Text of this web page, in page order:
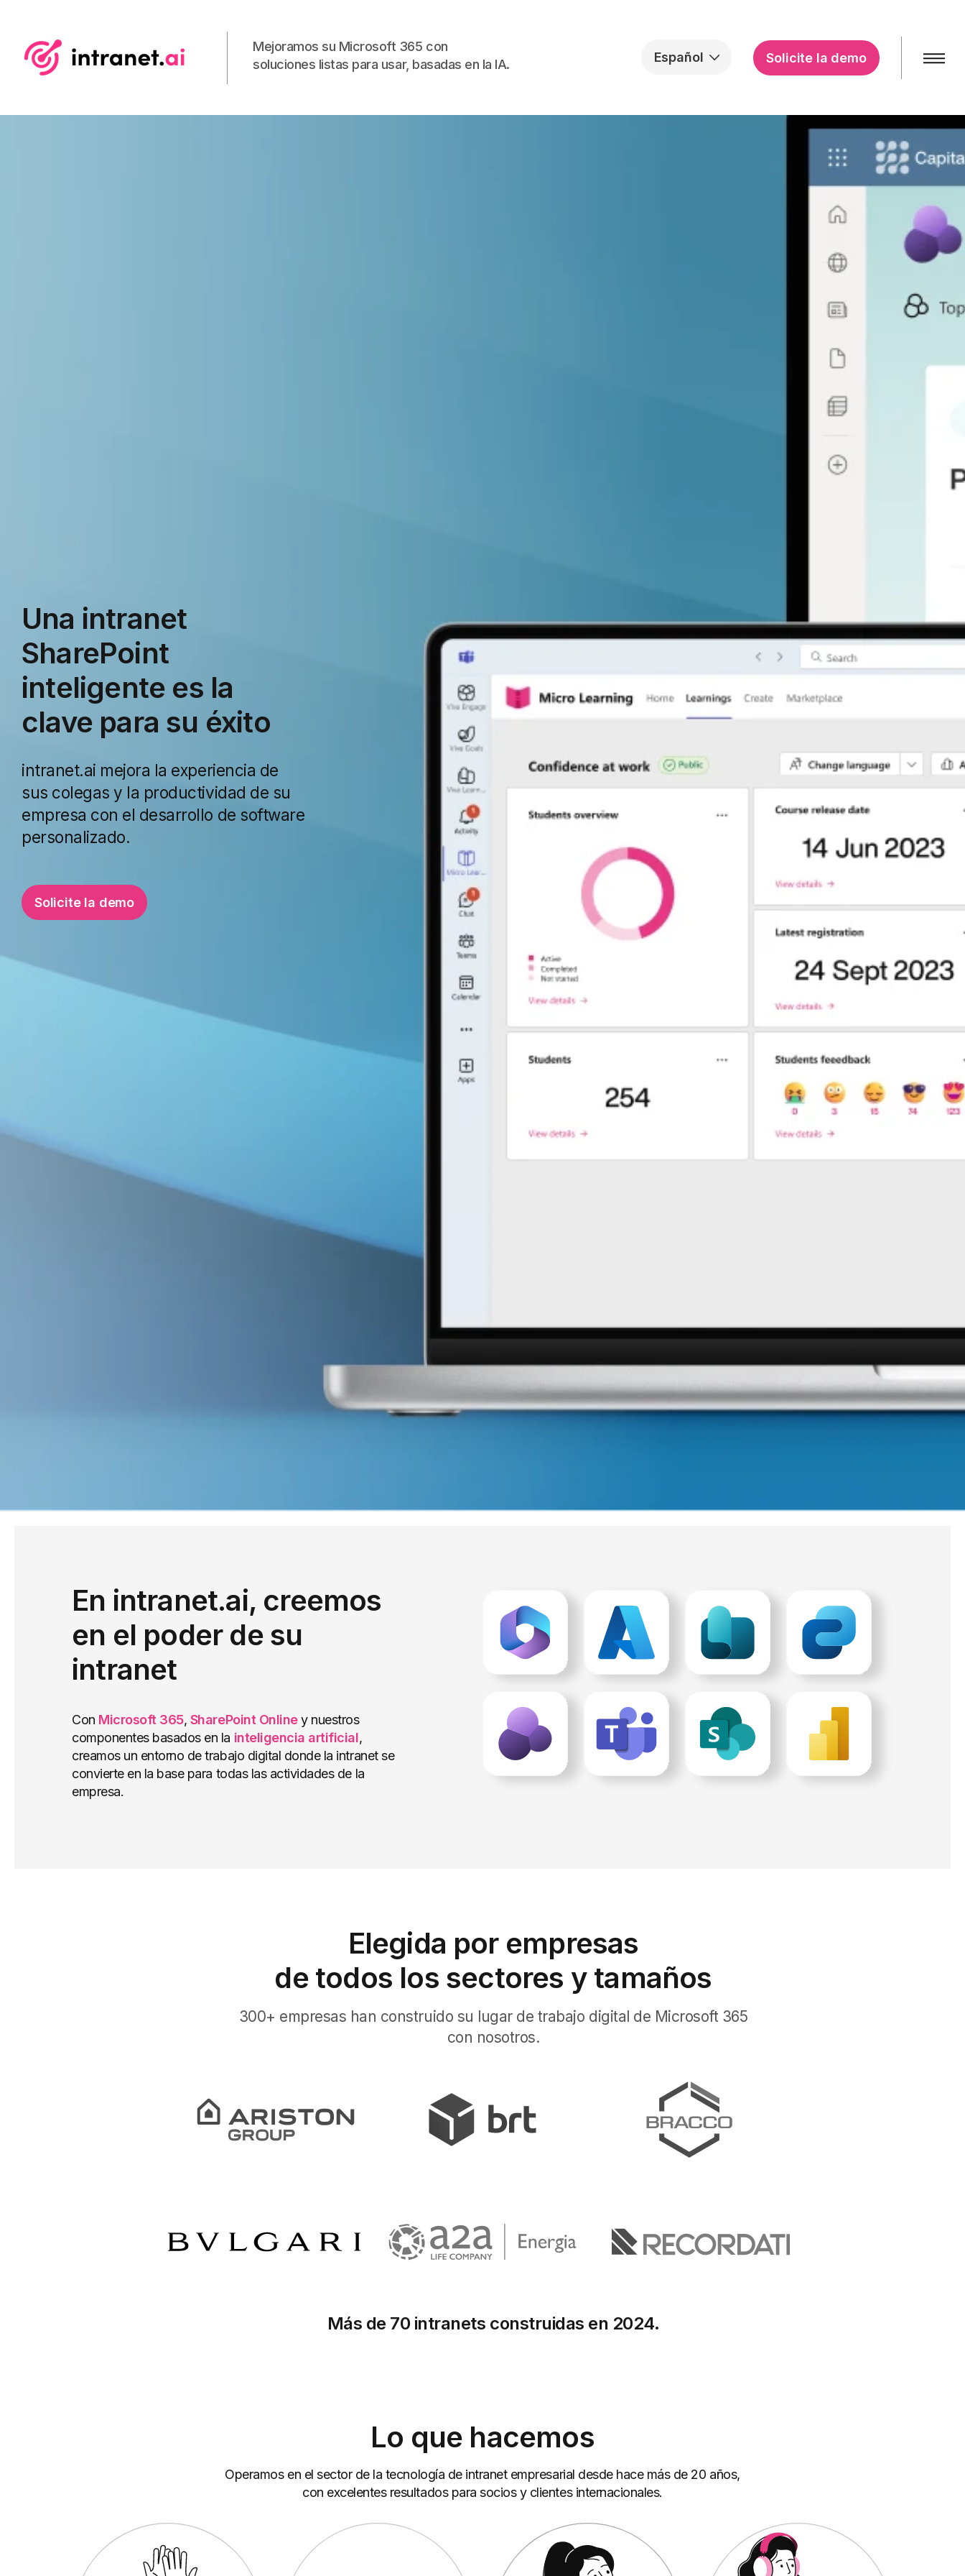
Mejoramos su Microsoft 365 con
soluciones listas para usar, basadas en la IA.
Español Solicite la demo
Una intranet
SharePoint
inteligente es la
clave para su éxito
intranet.ai mejora la experiencia de
sus colegas y la productividad de su
empresa con el desarrollo de software
personalizado.
Solicite la demo
En intranet.ai, creemos
en el poder de su
intranet
Con Microsoft 365, SharePoint Onliney nuestros
componentes basados en la inteligencia artificial,
creamos un entorno de trabajo digital donde la intranet se
convierte en la base para todas las actividades de la
empresa.
Elegida por empresas
de todos los sectores y tamaños
300+ empresas han construido su lugar de trabajo digital de Microsoft 365
con nosotros.
Más de 70 intranets construidas en 2024.
Lo que hacemos
Operamos en el sector de la tecnología de intranet empresarial desde hace más de 20 años,
con excelentes resultados para socios y clientes internacionales.